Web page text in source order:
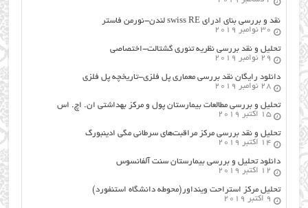
نقد و بررسی بنای ادرای swiss RE لندن-نورمن فاستر
30 نوامبر 2019
تحلیل و نقد بررسی نظریه تئوری گشتالت-اختصاصی
29 نوامبر 2019
دانلود رایگان نقد بررسی معماری پل فلزی-تاریخچه پل فلزی
28 نوامبر 2019
تحلیل و بررسی مطالعات بیمارستان پول و مرکز بهداشتی ان. اچ. اس
15 اکتبر 2019
تحلیل و نقد بررسی مرکز مراقبت‌های سرطانی مگی ادینبورگ
14 اکتبر 2019
دانلود تحلیل و بررسی بیمارستان سنت آلفانسوس
12 اکتبر 2019
تحلیل مرکز استراحت وینداور(محوطه دانشگاه استنفورد)
9 اکتبر 2019